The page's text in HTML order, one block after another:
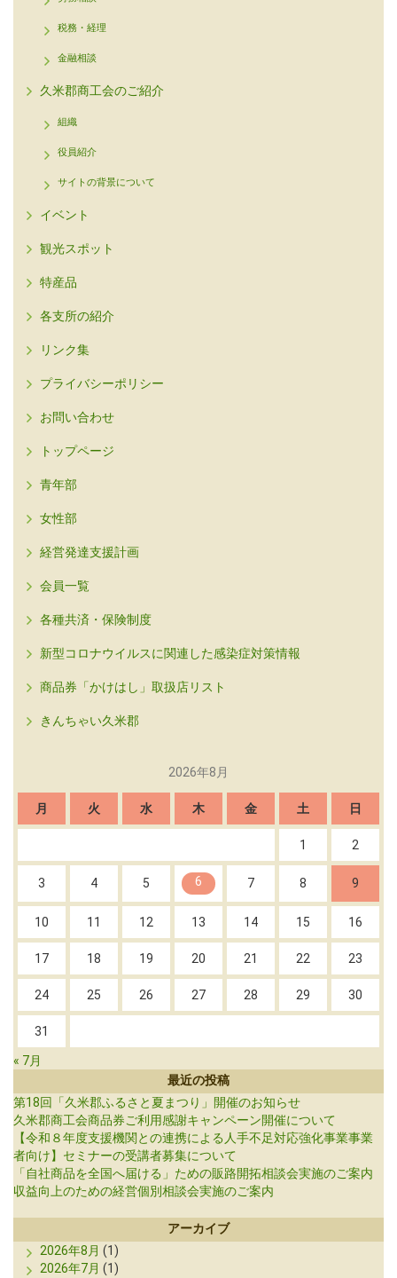
税務・経理
金融相談
久米郡商工会のご紹介
組織
役員紹介
サイトの背景について
イベント
観光スポット
特産品
各支所の紹介
リンク集
プライバシーポリシー
お問い合わせ
トップページ
青年部
女性部
経営発達支援計画
会員一覧
各種共済・保険制度
新型コロナウイルスに関連した感染症対策情報
商品券「かけはし」取扱店リスト
きんちゃい久米郡
2026年8月
月 火 水 木 金 土 日
1 2
3 4 5 6 7 8 9
10 11 12 13 14 15 16
17 18 19 20 21 22 23
24 25 26 27 28 29 30
31
« 7月
最近の投稿
第18回「久米郡ふるさと夏まつり」開催のお知らせ
久米郡商工会商品券ご利用感謝キャンペーン開催について
【令和８年度支援機関との連携による人手不足対応強化事業事業
者向け】セミナーの受講者募集について
「自社商品を全国へ届ける」ための販路開拓相談会実施のご案内
収益向上のための経営個別相談会実施のご案内
アーカイブ
2026年8月 (1)
2026年7月 (1)